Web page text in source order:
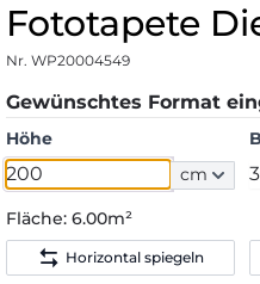
Fototapete
Nr. WP20004549
Gewünschtes Format
Höhe
cm
Fläche:6.00m²
Horizontal spiegeln